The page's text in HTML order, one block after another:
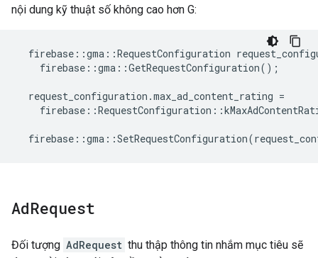
nội dung kỹ thuật số không cao hơn G:
firebase ::gma ::RequestConfiguration
firebase ::gma ::GetRequestConfiguration();
request_configuration .max_ad_content_rating =
firebase ::RequestConfiguration ::
firebase ::gma ::SetRequestConfiguration(
AdRequest
Đối tượng AdRequest thu thập thông tin nhắm mục tiêu sẽ